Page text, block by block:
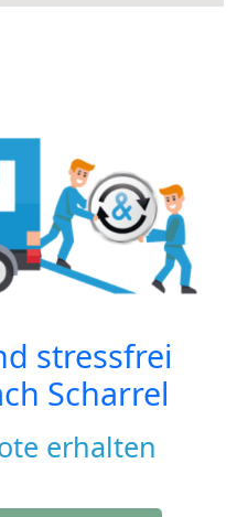
stressfrei
Scharrel
erhalten